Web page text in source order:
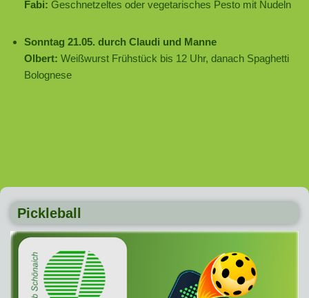
Fabi: Geschnetzeltes oder vegetarisches Pesto mit Nudeln
Sonntag 21.05. durch Claudi und Manne
Olbert: Weißwurst Frühstück bis 12 Uhr, danach Spaghetti
Bolognese
Pickleball